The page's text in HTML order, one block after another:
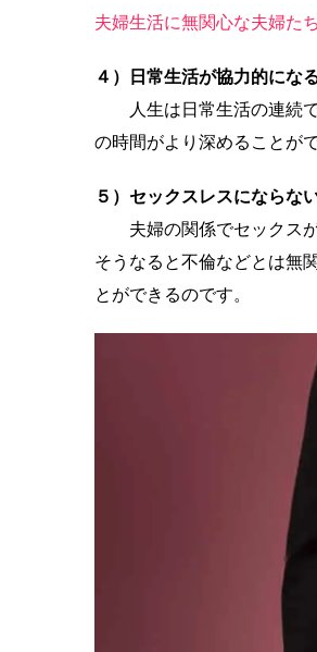
夫婦生活に無関心な夫婦た
４）日常生活が協力的にな
人生は日常生活の連続で
の時間がより深めることが
５）セックスレスにならな
夫婦の関係でセックスが
そうなると不倫などとは無
とができるのです。